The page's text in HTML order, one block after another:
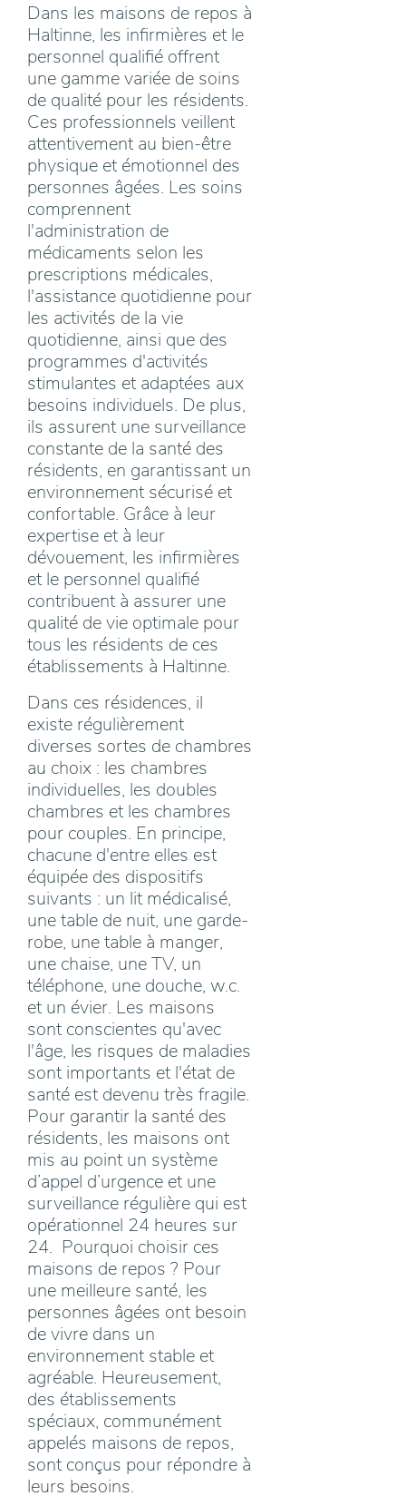
Dans les maisons de repos à
Haltinne, les infirmières et le
personnel qualifié offrent
une gamme variée de soins
de qualité pour les résidents.
Ces professionnels veillent
attentivement au bien-être
physique et émotionnel des
personnes âgées. Les soins
comprennent
l'administration de
médicaments selon les
prescriptions médicales,
l'assistance quotidienne pour
les activités de la vie
quotidienne, ainsi que des
programmes d'activités
stimulantes et adaptées aux
besoins individuels. De plus,
ils assurent une surveillance
constante de la santé des
résidents, en garantissant un
environnement sécurisé et
confortable. Grâce à leur
expertise et à leur
dévouement, les infirmières
et le personnel qualifié
contribuent à assurer une
qualité de vie optimale pour
tous les résidents de ces
établissements à Haltinne.
Dans ces résidences, il
existe régulièrement
diverses sortes de chambres
au choix : les chambres
individuelles, les doubles
chambres et les chambres
pour couples. En principe,
chacune d'entre elles est
équipée des dispositifs
suivants : un lit médicalisé,
une table de nuit, une garde-
robe, une table à manger,
une chaise, une TV, un
téléphone, une douche, w.c.
et un évier. Les maisons
sont conscientes qu'avec
l'âge, les risques de maladies
sont importants et l'état de
santé est devenu très fragile.
Pour garantir la santé des
résidents, les maisons ont
mis au point un système
d’appel d’urgence et une
surveillance régulière qui est
opérationnel 24 heures sur
24. Pourquoi choisir ces
maisons de repos ? Pour
une meilleure santé, les
personnes âgées ont besoin
de vivre dans un
environnement stable et
agréable. Heureusement,
des établissements
spéciaux, communément
appelés maisons de repos,
sont conçus pour répondre à
leurs besoins.